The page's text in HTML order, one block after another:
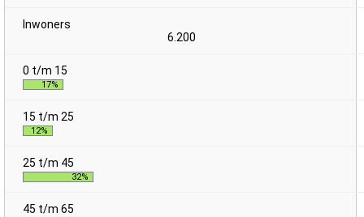
6.200
17%
12%
32%